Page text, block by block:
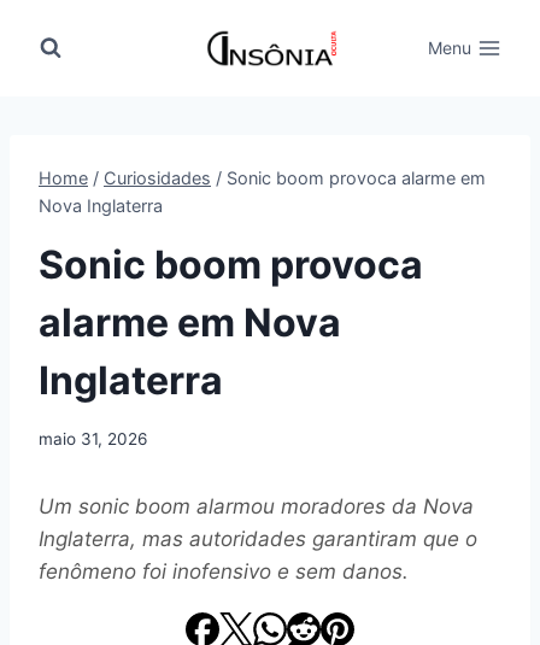
para
Menu
Home / Curiosidades / Sonic boom provoca alarme em
Nova Inglaterra
Sonic boom provoca
alarme em Nova
Inglaterra
maio 31, 2026
Um sonic boom alarmou moradores da Nova
Inglaterra, mas autoridades garantiram que o
fenômeno foi inofensivo e sem danos.